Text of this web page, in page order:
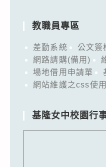
教職員專區
差勤系統 公文簽
網路請購(備用)
場地借用申請單
網站維護之css使
基隆女中校園行